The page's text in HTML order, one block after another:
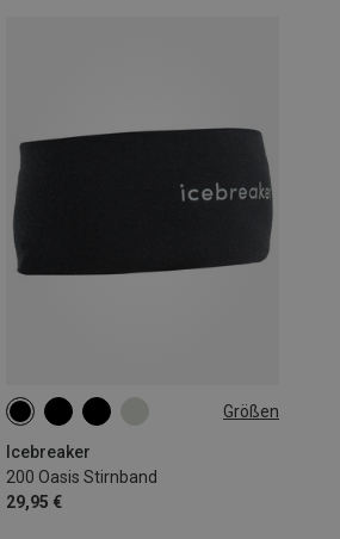
Größen
Icebreaker
200 Oasis Stirnband
29,95 €
ONE SIZE